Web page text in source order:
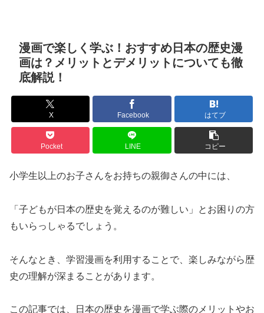
漫画で楽しく学ぶ！おすすめ日本の歴史漫
画は？メリットとデメリットについても徹
底解説！
X Facebook はてブ
Pocket LINE コピー
小学生以上のお子さんをお持ちの親御さんの中には、
「子どもが日本の歴史を覚えるのが難しい」とお困りの方
もいらっしゃるでしょう。
そんなとき、学習漫画を利用することで、楽しみながら歴
史の理解が深まることがあります。
この記事では、日本の歴史を漫画で学ぶ際のメリットやお